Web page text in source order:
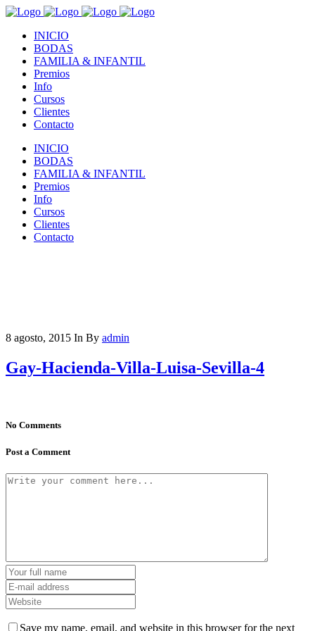
INICIO
BODAS
FAMILIA & INFANTIL
Premios
Info
Cursos
Clientes
Contacto
INICIO
BODAS
FAMILIA & INFANTIL
Premios
Info
Cursos
Clientes
Contacto
8 agosto, 2015 In By admin
Gay-Hacienda-Villa-Luisa-Sevilla-4
No Comments
Post a Comment
Save my name, email, and website in this browser for the next